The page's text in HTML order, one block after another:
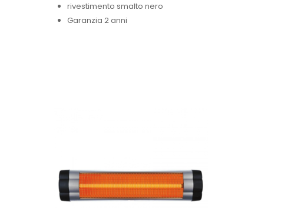
rivestimento smalto nero
Garanzia 2 anni